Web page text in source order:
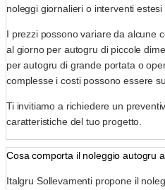
noleggi giornalieri o interventi estesi
I prezzi possono variare da alcune
al giorno per autogru di piccole
per autogru di grande portata o
complesse i costi possono essere
Ti invitiamo a richiedere un
caratteristiche del tuo progetto.
Cosa comporta il noleggio autogru
Italgru Sollevamenti propone il